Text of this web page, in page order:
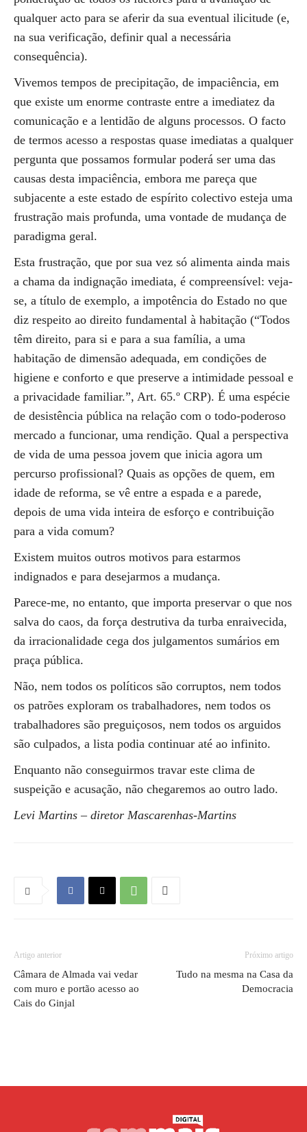
qualquer acto para se aferir da sua eventual ilicitude (e,
na sua verificação, definir qual a necessária
consequência).
Vivemos tempos de precipitação, de impaciência, em
que existe um enorme contraste entre a imediatez da
comunicação e a lentidão de alguns processos. O facto
de termos acesso a respostas quase imediatas a qualquer
pergunta que possamos formular poderá ser uma das
causas desta impaciência, embora me pareça que
subjacente a este estado de espírito colectivo esteja uma
frustração mais profunda, uma vontade de mudança de
paradigma geral.
Esta frustração, que por sua vez só alimenta ainda mais
a chama da indignação imediata, é compreensível: veja-
se, a título de exemplo, a impotência do Estado no que
diz respeito ao direito fundamental à habitação (“Todos
têm direito, para si e para a sua família, a uma
habitação de dimensão adequada, em condições de
higiene e conforto e que preserve a intimidade pessoal e
a privacidade familiar.”, Art. 65.º CRP). É uma espécie
de desistência pública na relação com o todo-poderoso
mercado a funcionar, uma rendição. Qual a perspectiva
de vida de uma pessoa jovem que inicia agora um
percurso profissional? Quais as opções de quem, em
idade de reforma, se vê entre a espada e a parede,
depois de uma vida inteira de esforço e contribuição
para a vida comum?
Existem muitos outros motivos para estarmos
indignados e para desejarmos a mudança.
Parece-me, no entanto, que importa preservar o que nos
salva do caos, da força destrutiva da turba enraivecida,
da irracionalidade cega dos julgamentos sumários em
praça pública.
Não, nem todos os políticos são corruptos, nem todos
os patrões exploram os trabalhadores, nem todos os
trabalhadores são preguiçosos, nem todos os arguidos
são culpados, a lista podia continuar até ao infinito.
Enquanto não conseguirmos travar este clima de
suspeição e acusação, não chegaremos ao outro lado.
Levi Martins – diretor Mascarenhas-Martins
Artigo anterior
Câmara de Almada vai vedar
com muro e portão acesso ao
Cais do Ginjal
Próximo artigo
Tudo na mesma na Casa da
Democracia